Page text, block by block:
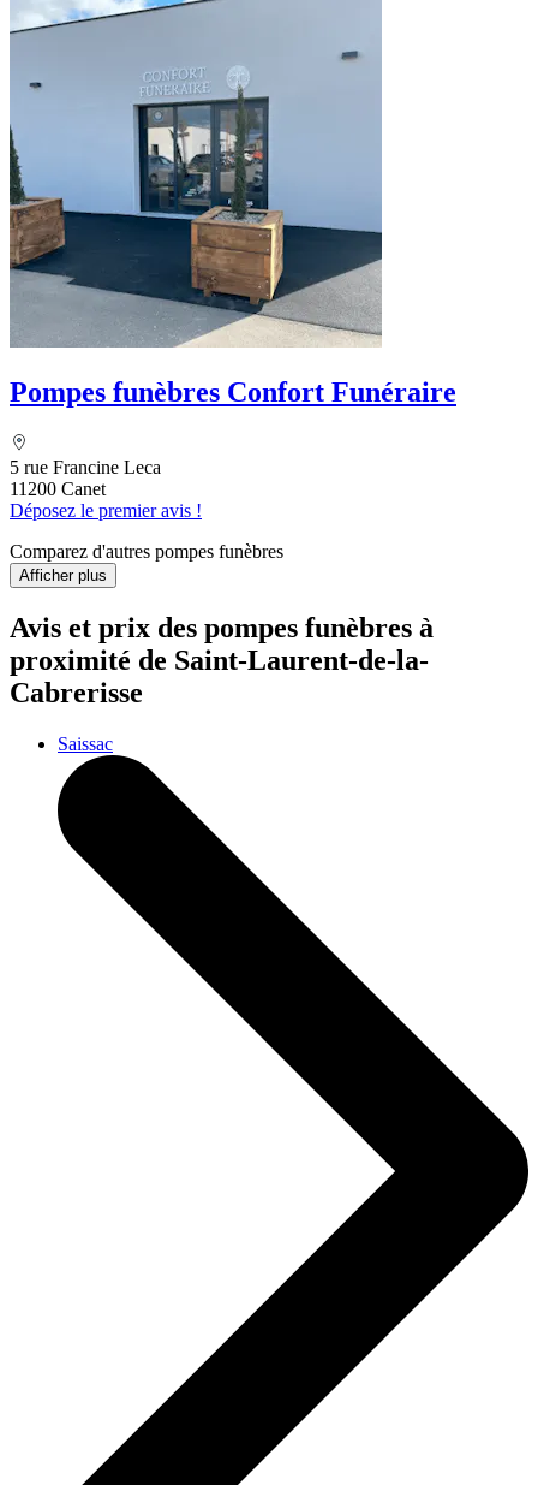
Pompes funèbres Confort Funéraire
5 rue Francine Leca
11200 Canet
Déposez le premier avis !
Comparez d'autres pompes funèbres
Afficher plus
Avis et prix des pompes funèbres à
proximité de Saint-Laurent-de-la-
Cabrerisse
Saissac